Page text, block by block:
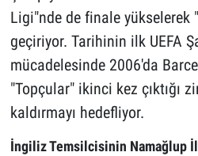
Ligi"nde de finale yükselerek
geçiriyor. Tarihinin ilk UEFA
mücadelesinde 2006'da
"Topçular" ikinci kez çıktığı
kaldırmayı hedefliyor.
İngiliz Temsilcisinin Namağlup